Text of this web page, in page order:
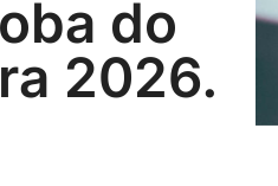
do
2026.